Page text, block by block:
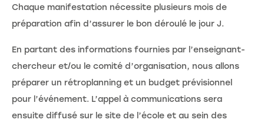
Chaque manifestation nécessite plusieurs mois de
préparation afin d’assurer le bon déroulé le jour J.
En partant des informations fournies par l’enseignant-
chercheur et/ou le comité d’organisation, nous allons
préparer un rétroplanning et un budget prévisionnel
pour l’événement. L’appel à communications sera
ensuite diffusé sur le site de l’école et au sein des